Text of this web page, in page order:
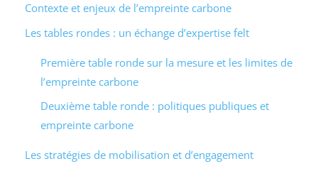
Contexte et enjeux de l’empreinte carbone
Les tables rondes : un échange d’expertise felt
Première table ronde sur la mesure et les limites de
l’empreinte carbone
Deuxième table ronde : politiques publiques et
empreinte carbone
Les stratégies de mobilisation et d’engagement